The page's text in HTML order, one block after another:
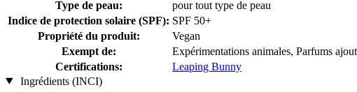
Type de peau:
pour tout type de peau
Indice de protection solaire (SPF): SPF 50+
Propriété du produit:
Vegan
Exempt de:
Expérimentations animales, Parfums
Certifications:
Leaping Bunny
Ingrédients (INCI)